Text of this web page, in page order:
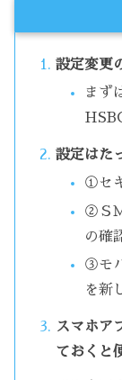
設定変更
まず
設定はた
①セ
②Ｓ
の確
③モ
を新
スマホア
ておくと